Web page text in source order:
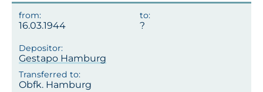
16.03.1944
Gestapo Hamburg
Obfk. Hamburg